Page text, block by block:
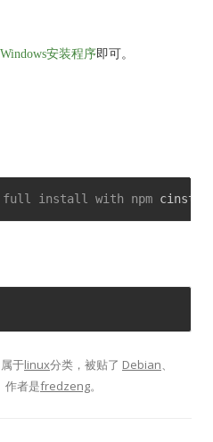
Windows安装程序即可。
install with npm cinst
于linux分类，被贴了 Debian、
作者是fredzeng。